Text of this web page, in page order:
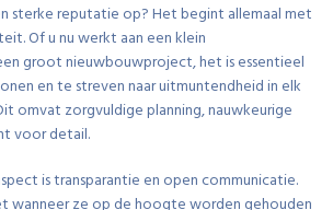
sterke reputatie op? Het begint allemaal met
Of u nu werkt aan een klein
groot nieuwbouwproject, het is essentieel
en te streven naar uitmuntendheid in elk
omvat zorgvuldige planning, nauwkeurige
voor detail.
is transparantie en open communicatie.
wanneer ze op de hoogte worden gehouden